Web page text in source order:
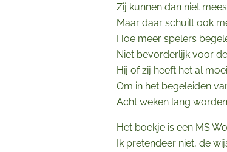
Zij kunnen dan niet
Maar daar schuilt ook
Hoe meer spelers
Niet bevorderlijk voor
Hij of zij heeft het al
Om in het begeleiden
Acht weken lang
Het boekje is een MS
Ik pretendeer niet, de